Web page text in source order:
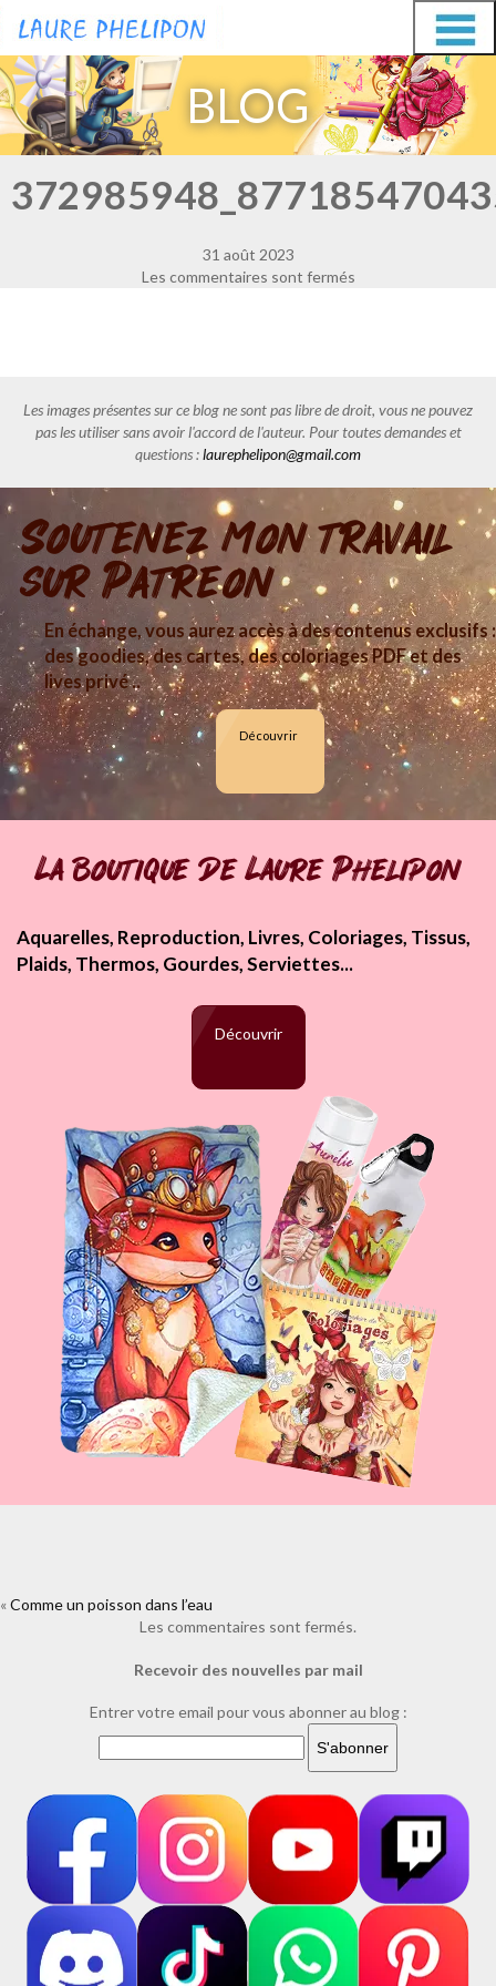
Aller
au
contenu
Aller
au
contenu
BLOG
31 août 2023
Les commentaires sont fermés
Les images présentes sur ce blog ne sont pas libre de droit, vous ne pouvez
pas les utiliser sans avoir l'accord de l'auteur. Pour toutes demandes et
questions :laurephelipon@gmail.com
Soutenez mon travail
sur Patreon
En échange, vous aurez accès à des contenus exclusifs :
des goodies, des cartes, des coloriages PDF et des
lives privé ..
Découvrir
La boutique de Laure Phelipon
Aquarelles, Reproduction, Livres, Coloriages, Tissus,
Plaids, Thermos, Gourdes, Serviettes...
Découvrir
https://www.facebook.com/plugins/like.php?
href=https%3A%2F%2Fwww.laure-
«Comme un poisson dans l’eau
Les commentaires sont fermés.
Recevoir des nouvelles par mail
Entrer votre email pour vous abonner au blog :